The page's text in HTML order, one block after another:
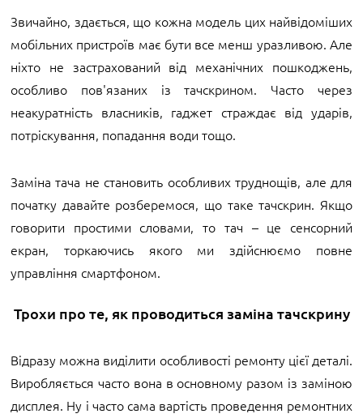
Звичайно, здається, що кожна модель цих найвідоміших
мобільних пристроїв має бути все менш уразливою. Але
ніхто не застрахований від механічних пошкоджень,
особливо пов'язаних із тачскрином. Часто через
неакуратність власників, гаджет страждає від ударів,
потріскування, попадання води тощо.
Заміна тача не становить особливих труднощів, але для
початку давайте розберемося, що таке тачскрин. Якщо
говорити простими словами, то тач – це сенсорний
екран, торкаючись якого ми здійснюємо повне
управління смартфоном.
Трохи про те, як проводиться заміна тачскрину
Відразу можна виділити особливості ремонту цієї деталі.
Виробляється часто вона в основному разом із заміною
дисплея. Ну і часто сама вартість проведення ремонтних